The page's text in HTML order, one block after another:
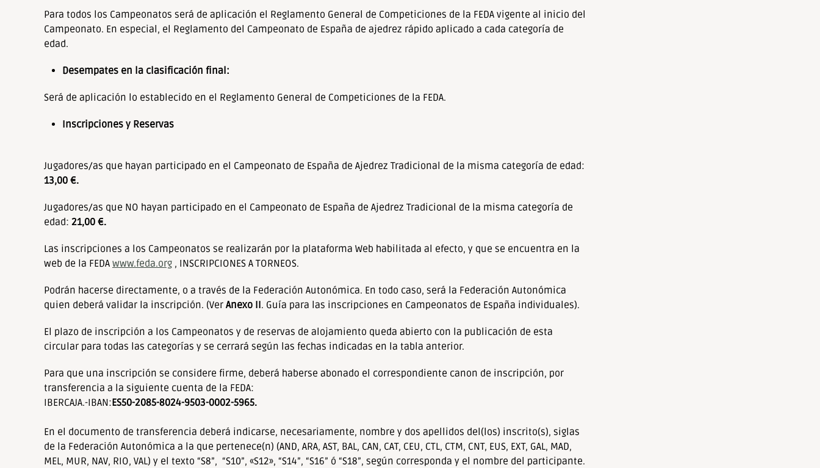
Para todos los Campeonatos será de aplicación el Reglamento General de Competiciones de la FEDA vigente al inicio del
Campeonato. En especial, el Reglamento del Campeonato de España de ajedrez rápido aplicado a cada categoría de
edad.
Desempates en la clasificación final:
Será de aplicación lo establecido en el Reglamento General de Competiciones de la FEDA.
Inscripciones y Reservas
Jugadores/as que hayan participado en el Campeonato de España de Ajedrez Tradicional de la misma categoría de edad:
13,00 €.
Jugadores/as que NO hayan participado en el Campeonato de España de Ajedrez Tradicional de la misma categoría de
edad: 21,00 €.
Las inscripciones a los Campeonatos se realizarán por la plataforma Web habilitada al efecto, y que se encuentra en la
web de la FEDA www.feda.org , INSCRIPCIONES A TORNEOS.
Podrán hacerse directamente, o a través de la Federación Autonómica. En todo caso, será la Federación Autonómica
quien deberá validar la inscripción. (Ver Anexo II. Guía para las inscripciones en Campeonatos de España individuales).
El plazo de inscripción a los Campeonatos y de reservas de alojamiento queda abierto con la publicación de esta
circular para todas las categorías y se cerrará según las fechas indicadas en la tabla anterior.
Para que una inscripción se considere firme, deberá haberse abonado el correspondiente canon de inscripción, por
transferencia a la siguiente cuenta de la FEDA:
IBERCAJA.-IBAN:ES50-2085-8024-9503-0002-5965.
En el documento de transferencia deberá indicarse, necesariamente, nombre y dos apellidos del(los) inscrito(s), siglas
de la Federación Autonómica a la que pertenece(n) (AND, ARA, AST, BAL, CAN, CAT, CEU, CTL, CTM, CNT, EUS, EXT, GAL, MAD,
MEL, MUR, NAV, RIO, VAL) y el texto “S8”, “S10”, «S12», “S14”, “S16” ó “S18”, según corresponda y el nombre del participante.